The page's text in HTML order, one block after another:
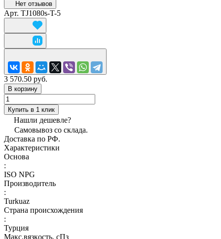
Нет отзывов
Арт. TJ1080s-T-5
3 570.50 руб.
В корзину
Купить в 1 клик
Нашли дешевле?
Самовывоз со склада.
Доставка по РФ.
Характеристики
Основа
:
ISO NPG
Производитель
:
Turkuaz
Страна происхождения
:
Турция
Макс.вязкoсть, сПз